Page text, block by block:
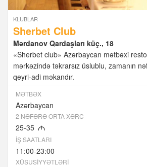
KLUBLAR
Sherbet Club
Mərdanov Qardaşları küç., 18
«Sherbet club» Azərbaycan mətbəxi
mərkəzində təkrarsız üslublu, zamanın
qeyri-adi məkandır.
MƏTBƏX
Azərbaycan
2 NƏFƏRƏ ORTA XƏRC
25-35 M
İŞ SAATLARI
11:00-23:00
XÜSUSIYYƏTLƏRI